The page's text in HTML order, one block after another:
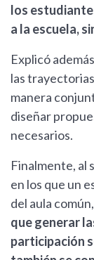
los
a la escuela,
Explicó
las
manera
diseñar
necesarios.
Finalmente, al
en los que un
del aula
que generar
participación